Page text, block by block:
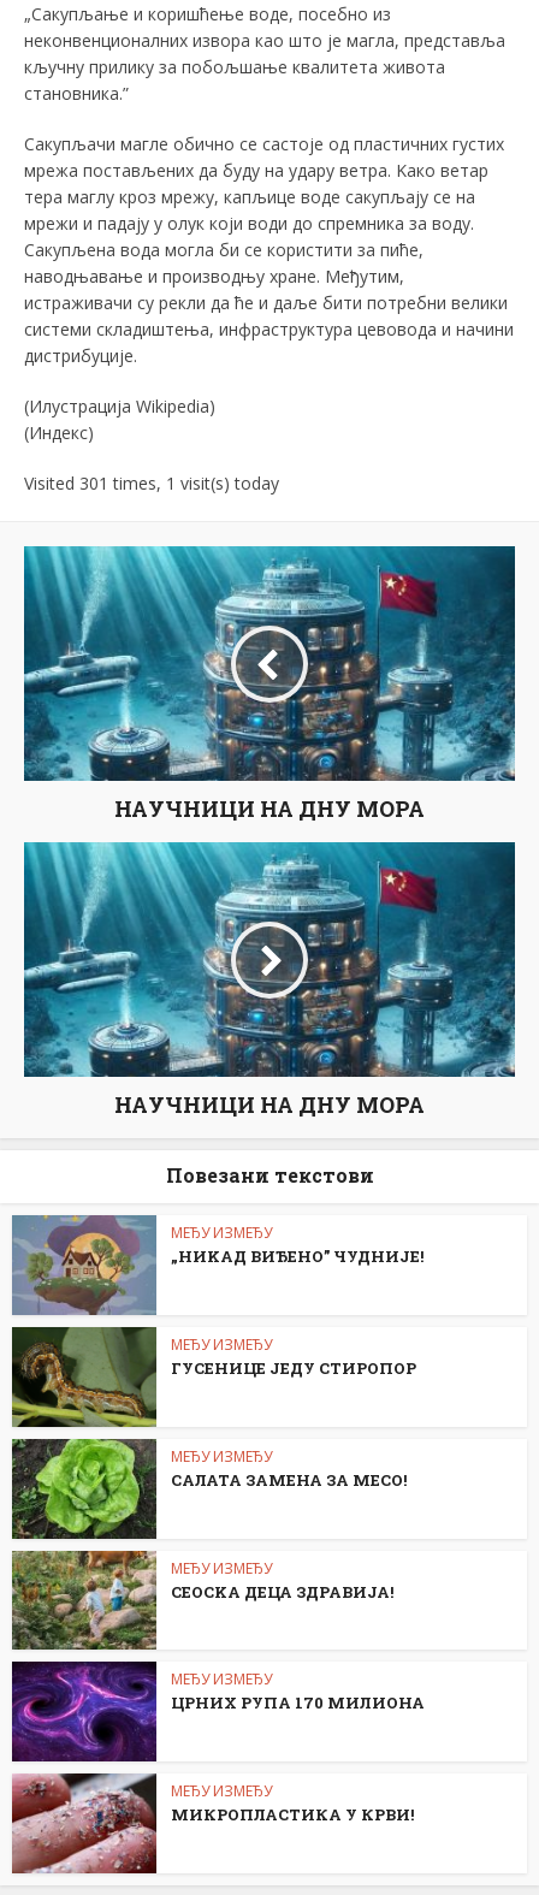
„Сакупљање и коришћење воде, посебно из
неконвенционалних извора као што је магла, представља
кључну прилику за побољшање квалитета живота
становника.”
Сакупљачи магле обично се састоје од пластичних густих
мрежа постављених да буду на удару ветра. Kако ветар
тера маглу кроз мрежу, капљице воде сакупљају се на
мрежи и падају у олук који води до спремника за воду.
Сакупљена вода могла би се користити за пиће,
наводњавање и производњу хране. Међутим,
истраживачи су рекли да ће и даље бити потребни велики
системи складиштења, инфраструктура цевовода и начини
дистрибуције.
(Илустрација Wikipedia)
(Индекс)
Visited 301 times, 1 visit(s) today
НАУЧНИЦИ НА ДНУ МОРА
НАУЧНИЦИ НА ДНУ МОРА
Повезани текстови
МЕЂУ ИЗМЕЂУ
„НИKАД ВИЂЕНО” ЧУДНИЈЕ!
МЕЂУ ИЗМЕЂУ
ГУСЕНИЦЕ ЈЕДУ СТИРОПОР
МЕЂУ ИЗМЕЂУ
САЛАТА ЗАМЕНА ЗА МЕСО!
МЕЂУ ИЗМЕЂУ
СЕОСKА ДЕЦА ЗДРАВИЈА!
МЕЂУ ИЗМЕЂУ
ЦРНИХ РУПА 170 МИЛИОНА
МЕЂУ ИЗМЕЂУ
МИКРОПЛАСТИКА У КРВИ!